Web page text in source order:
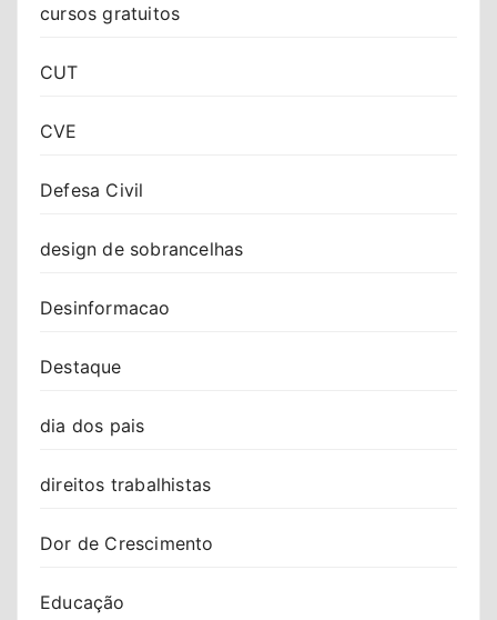
cursos gratuitos
CUT
CVE
Defesa Civil
design de sobrancelhas
Desinformacao
Destaque
dia dos pais
direitos trabalhistas
Dor de Crescimento
Educação